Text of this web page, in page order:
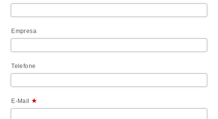
Empresa
Telefone
E-Mail ★